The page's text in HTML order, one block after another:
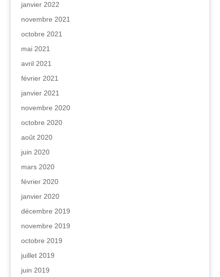
janvier 2022
novembre 2021
octobre 2021
mai 2021
avril 2021
février 2021
janvier 2021
novembre 2020
octobre 2020
août 2020
juin 2020
mars 2020
février 2020
janvier 2020
décembre 2019
novembre 2019
octobre 2019
juillet 2019
juin 2019